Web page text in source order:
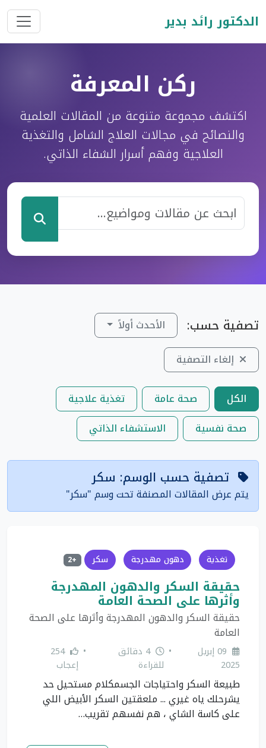
الدكتور رائد بدير
ركن المعرفة
اكتشف مجموعة متنوعة من المقالات العلمية
والنصائح في مجالات العلاج الشامل والتغذية
العلاجية وفهم أسرار الشفاء الذاتي.
تصفية حسب:
الأحدث أولاً
إلغاء التصفية
الكل صحة عامة
تغذية علاجية
صحة نفسية
الاستشفاء الذاتي
تصفية حسب الوسم: سكر
يتم عرض المقالات المصنفة تحت وسم "سكر"
تغذية دهون مهدرجة سكر +2
حقيقة السكر والدهون المهدرجة
وأثرها على الصحة العامة
حقيقة السكر والدهون المهدرجة وأثرها على الصحة
العامة
09 إبريل
2025
•
4 دقائق
للقراءة
•
254
إعجاب
طبيعة السكر واحتياجات الجسمكلام مستحيل حد
يشرحلك ياه غيري ... ملعقتين السكر الأبيض اللي
على كاسة الشاي ، هم نفسهم تقريب…